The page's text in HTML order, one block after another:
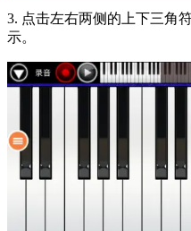
3. 点击左右两侧的上下三角
示。